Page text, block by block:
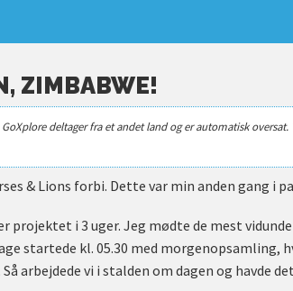
ZIMBABWE!
deltager fra et andet land og er automatisk
& Lions forbi. Dette var min anden gang i
projektet i 3 uger. Jeg mødte de mest
startede kl. 05.30 med morgenopsamling,
arbejdede vi i stalden om dagen og havde